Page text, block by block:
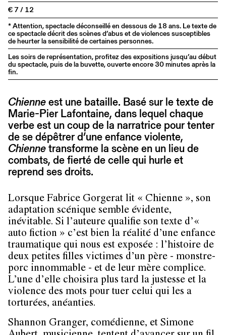
€ 7 / 12
* Attention, spectacle déconseillé en dessous de 18 ans. Le texte de
ce spectacle décrit des scènes d’abus et de violences susceptibles
de heurter la sensibilité de certaines personnes.
Les soirs de représentation, profitez des expositions jusqu’au début
du spectacle, puis de la buvette, ouverte encore 30 minutes après la
fin.
Chienneest une bataille. Basé sur le texte de
Marie-Pier Lafontaine, dans lequel chaque
verbe est un coup de la narratrice pour tenter
de se dépêtrer d’une enfance violente,
Chiennetransforme la scène en un lieu de
combats, de fierté de celle qui hurle et
reprend ses droits.
Lorsque Fabrice Gorgerat lit « Chienne », son
adaptation scénique semble évidente,
inévitable. Si l’auteure qualifie son texte d’«
auto fiction » c’est bien la réalité d’une enfance
traumatique qui nous est exposée : l’histoire de
deux petites filles victimes d’un père - monstre-
porc innommable - et de leur mère complice.
L’une d’elle choisira plus tard la justesse et la
violence des mots pour tuer celui qui les a
torturées, anéanties.
Shannon Granger, comédienne, et Simone